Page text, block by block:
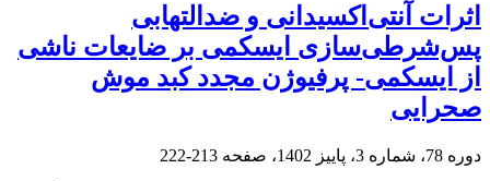
اثرات آنتی‌اکسیدانی و ضد‌التهابی
پس‌شرطی‌سازی ایسکمی بر ضایعات ناشی
از ایسکمی- پرفیوژن مجدد کبد موش
صحرایی
دوره 78، شماره 3، پاییز 1402، صفحه 213-222